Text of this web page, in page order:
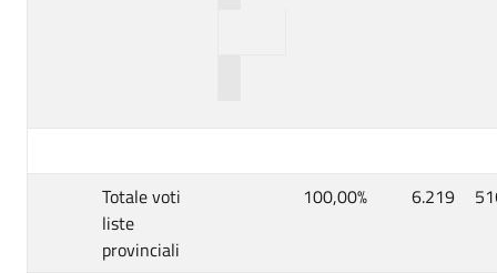
Totale voti
liste
provinciali
100,00% 6.219